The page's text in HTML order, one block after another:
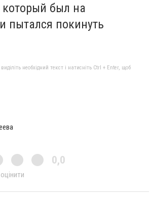
который был на
пытался покинуть
необхідний текст і натисніть Ctrl + Enter, щоб
0,0